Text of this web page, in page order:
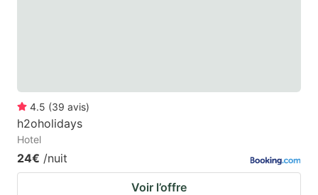
4.5 (39 avis)
h2oholidays
Hotel
24€ /nuit
Voir l’offre